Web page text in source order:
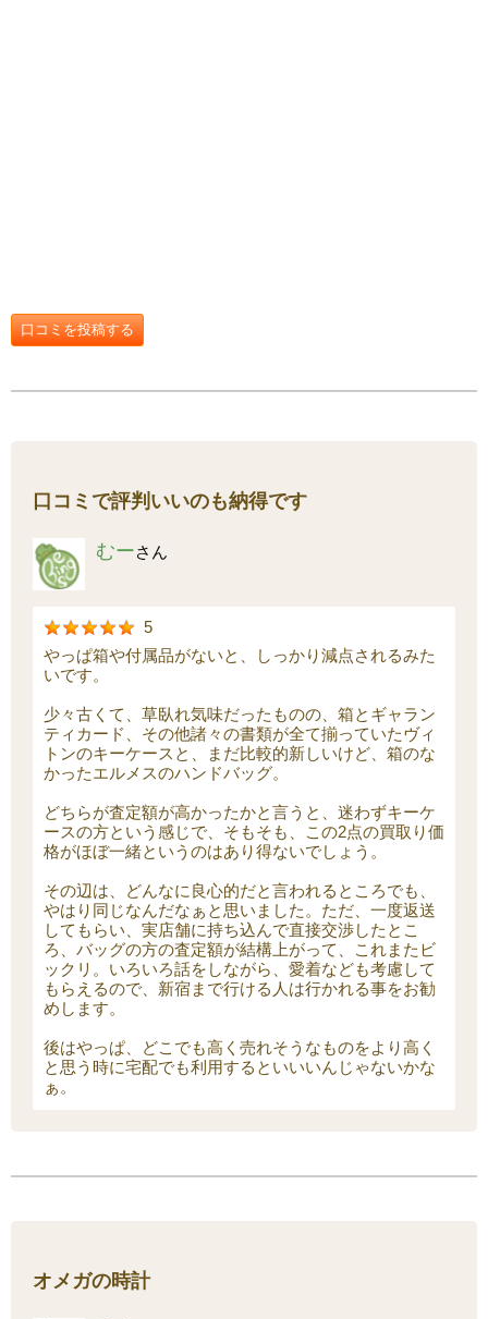
口コミを投稿する
口コミで評判いいのも納得です
むーさん
5
やっぱ箱や付属品がないと、しっかり減点されるみた
いです。
少々古くて、草臥れ気味だったものの、箱とギャラン
ティカード、その他諸々の書類が全て揃っていたヴィ
トンのキーケースと、まだ比較的新しいけど、箱のな
かったエルメスのハンドバッグ。
どちらが査定額が高かったかと言うと、迷わずキーケ
ースの方という感じで、そもそも、この2点の買取り価
格がほぼ一緒というのはあり得ないでしょう。
その辺は、どんなに良心的だと言われるところでも、
やはり同じなんだなぁと思いました。ただ、一度返送
してもらい、実店舗に持ち込んで直接交渉したとこ
ろ、バッグの方の査定額が結構上がって、これまたビ
ックリ。いろいろ話をしながら、愛着なども考慮して
もらえるので、新宿まで行ける人は行かれる事をお勧
めします。
後はやっぱ、どこでも高く売れそうなものをより高く
と思う時に宅配でも利用するといいいんじゃないかな
ぁ。
オメガの時計